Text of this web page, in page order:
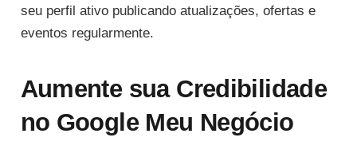
seu perfil ativo publicando atualizações, ofertas e
eventos regularmente.
Aumente sua Credibilidade
no Google Meu Negócio